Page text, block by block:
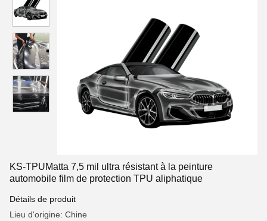
KS-TPUMatta 7,5 mil ultra résistant à la peinture
automobile film de protection TPU aliphatique
Détails de produit
Lieu d'origine: Chine